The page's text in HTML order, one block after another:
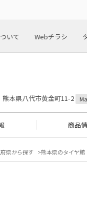
いて Webチラシ
本県八代市黄金町11-2
商品
県から探す 熊本県のタイヤ館